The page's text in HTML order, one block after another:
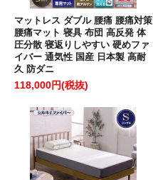
マットレス ダブル 腰痛 腰痛対策
腰痛マット 寝具 布団 高反発 体
圧分散 寝返りしやすい 硬めファ
イバー 通気性 国産 日本製 高耐
久 防ダニ
118,000円(税抜)